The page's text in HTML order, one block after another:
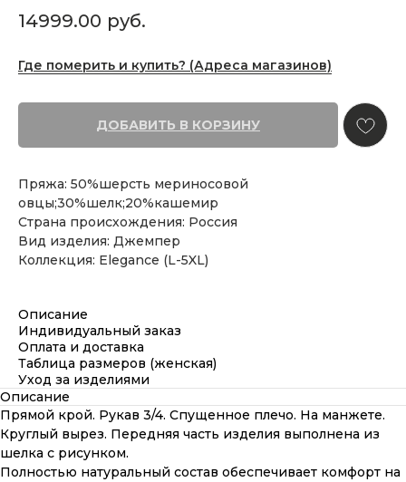
14999.00 руб.
Где померить и купить? (Адреса магазинов)
ДОБАВИТЬ В КОРЗИНУ
Пряжа: 50%шерсть мериносовой
овцы;30%шелк;20%кашемир
Страна происхождения: Россия
Вид изделия: Джемпер
Коллекция: Elegance (L-5XL)
Описание
Индивидуальный заказ
Оплата и доставка
Таблица размеров (женская)
Уход за изделиями
Описание
Прямой крой. Рукав 3/4. Спущенное плечо. На манжете.
Круглый вырез. Передняя часть изделия выполнена из
шелка с рисунком.
Полностью натуральный состав обеспечивает комфорт на